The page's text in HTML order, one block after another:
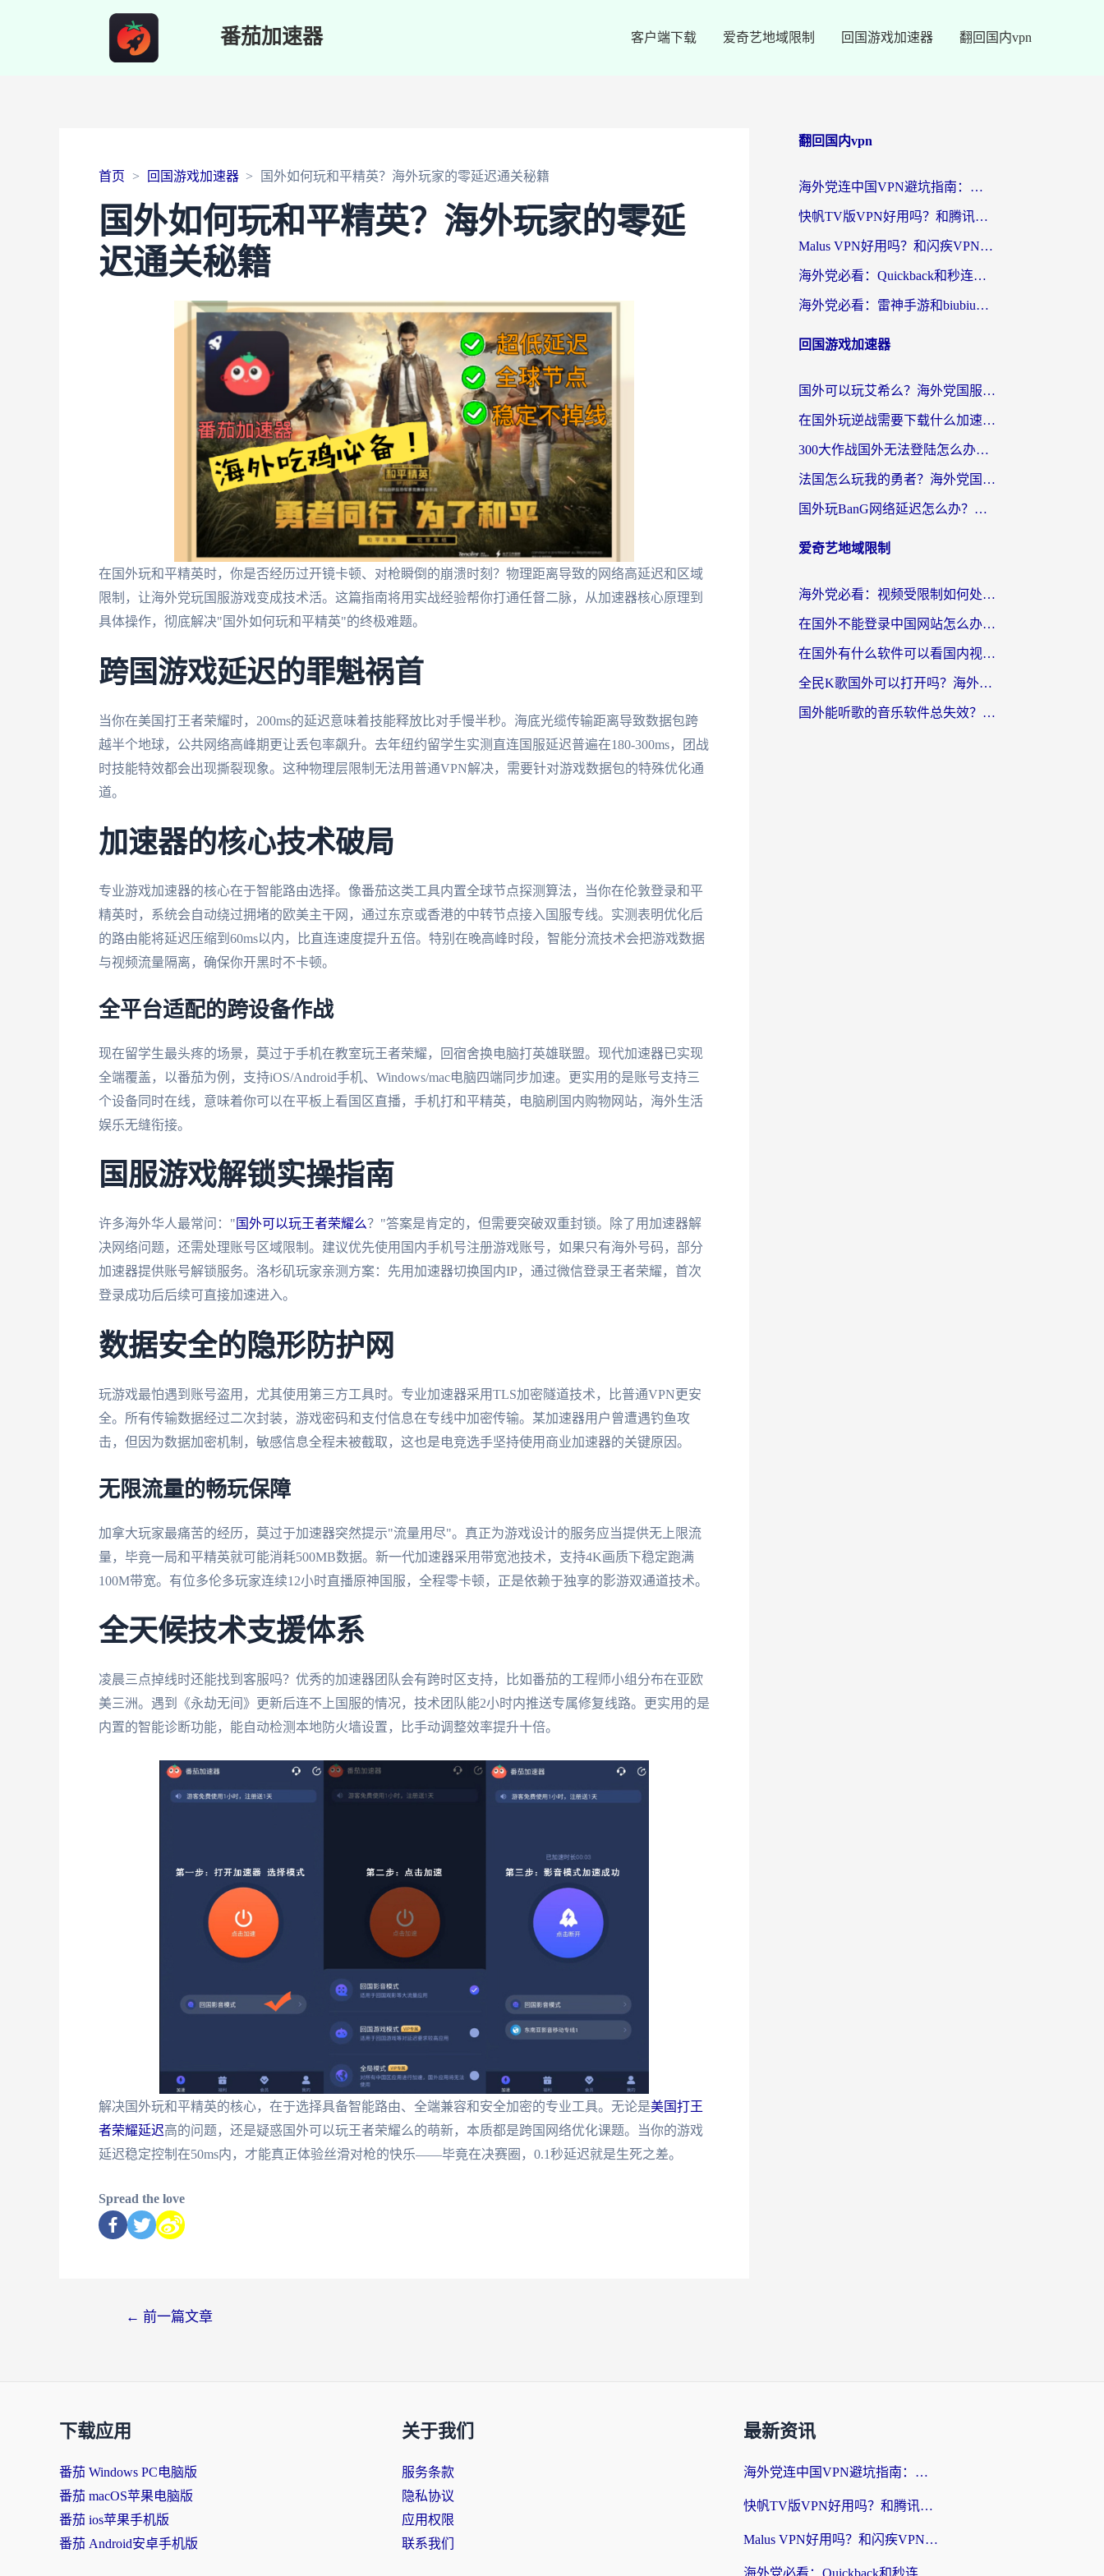
番茄加速器 客户端下载 爱奇艺地域限制 回国游戏加速器 翻回国内vpn
首页 回国游戏加速器 国外如何玩和平精英？海外玩家的零延迟通关秘籍
国外如何玩和平精英？海外玩家的零延
迟通关秘籍
在国外玩和平精英时，你是否经历过开镜卡顿、对枪瞬倒的崩溃时刻？物理距离导致的网络高延迟和区域
限制，让海外党玩国服游戏变成技术活。这篇指南将用实战经验帮你打通任督二脉，从加速器核心原理到
具体操作，彻底解决"国外如何玩和平精英"的终极难题。
跨国游戏延迟的罪魁祸首
当你在美国打王者荣耀时，200ms的延迟意味着技能释放比对手慢半秒。海底光缆传输距离导致数据包跨
越半个地球，公共网络高峰期更让丢包率飙升。去年纽约留学生实测直连国服延迟普遍在180-300ms，团战
时技能特效都会出现撕裂现象。这种物理层限制无法用普通VPN解决，需要针对游戏数据包的特殊优化通
道。
加速器的核心技术破局
专业游戏加速器的核心在于智能路由选择。像番茄这类工具内置全球节点探测算法，当你在伦敦登录和平
精英时，系统会自动绕过拥堵的欧美主干网，通过东京或香港的中转节点接入国服专线。实测表明优化后
的路由能将延迟压缩到60ms以内，比直连速度提升五倍。特别在晚高峰时段，智能分流技术会把游戏数据
与视频流量隔离，确保你开黑时不卡顿。
全平台适配的跨设备作战
现在留学生最头疼的场景，莫过于手机在教室玩王者荣耀，回宿舍换电脑打英雄联盟。现代加速器已实现
全端覆盖，以番茄为例，支持iOS/Android手机、Windows/mac电脑四端同步加速。更实用的是账号支持三
个设备同时在线，意味着你可以在平板上看国区直播，手机打和平精英，电脑刷国内购物网站，海外生活
娱乐无缝衔接。
国服游戏解锁实操指南
许多海外华人最常问：" 国外可以玩王者荣耀么？"答案是肯定的，但需要突破双重封锁。除了用加速器解
决网络问题，还需处理账号区域限制。建议优先使用国内手机号注册游戏账号，如果只有海外号码，部分
加速器提供账号解锁服务。洛杉矶玩家亲测方案：先用加速器切换国内IP，通过微信登录王者荣耀，首次
登录成功后后续可直接加速进入。
数据安全的隐形防护网
玩游戏最怕遇到账号盗用，尤其使用第三方工具时。专业加速器采用TLS加密隧道技术，比普通VPN更安
全。所有传输数据经过二次封装，游戏密码和支付信息在专线中加密传输。某加速器用户曾遭遇钓鱼攻
击，但因为数据加密机制，敏感信息全程未被截取，这也是电竞选手坚持使用商业加速器的关键原因。
无限流量的畅玩保障
加拿大玩家最痛苦的经历，莫过于加速器突然提示"流量用尽"。真正为游戏设计的服务应当提供无上限流
量，毕竟一局和平精英就可能消耗500MB数据。新一代加速器采用带宽池技术，支持4K画质下稳定跑满
100M带宽。有位多伦多玩家连续12小时直播原神国服，全程零卡顿，正是依赖于独享的影游双通道技术。
全天候技术支援体系
凌晨三点掉线时还能找到客服吗？优秀的加速器团队会有跨时区支持，比如番茄的工程师小组分布在亚欧
美三洲。遇到《永劫无间》更新后连不上国服的情况，技术团队能2小时内推送专属修复线路。更实用的是
内置的智能诊断功能，能自动检测本地防火墙设置，比手动调整效率提升十倍。
解决国外玩和平精英的核心，在于选择具备智能路由、全端兼容和安全加密的专业工具。无论是美国打王
者荣耀延迟高的问题，还是疑惑国外可以玩王者荣耀么的萌新，本质都是跨国网络优化课题。当你的游戏
延迟稳定控制在50ms内，才能真正体验丝滑对枪的快乐——毕竟在决赛圈，0.1秒延迟就是生死之差。
Spread the love
← 前一篇文章
翻回国内vpn
海外党连中国VPN避坑指南：如何选到真正能无缝刷国内资源的加速器？
快帆TV版VPN好用吗？和腾讯VPN对比哪个回国效果更好？海外党必看的真实体验指南
Malus VPN好用吗？和闪疾VPN对比哪个回国效果更好？海外华人的实用避坑指南
海外党必看：Quickback和秒连好用吗？3步选对回国加速器，无缝刷国内资源
海外党必看：雷神手游和biubiu好用吗？3招选对回国加速器无缝刷国内资源
回国游戏加速器
国外可以玩艾希么？海外党国服游戏畅玩终极指南（附加速器选择秘籍）
在国外玩逆战需要下载什么加速器呢？海外党亲测有效的国服游戏加速指南
300大作战国外无法登陆怎么办？海外玩家亲测有效的解决指南
法国怎么玩我的勇者？海外党国服游戏不卡攻略，附3款热门游戏加速实测
国外玩BanG网络延迟怎么办？海外玩家亲测有效的国服游戏加速指南
爱奇艺地域限制
海外党必看：视频受限制如何处理？3步解决国内剧番“看不了”难题
在国外不能登录中国网站怎么办？3步选对回国加速器，无缝刷剧、办业务
在国外有什么软件可以看国内视频？留学生亲测的追剧救星来了
全民K歌国外可以打开吗？海外党听歌听书无限制的实用指南
国外能听歌的音乐软件总失效？这篇教你怎么在海外流畅听网易云
下载应用
番茄 Windows PC电脑版
番茄 macOS苹果电脑版
番茄 ios苹果手机版
番茄 Android安卓手机版
关于我们
服务条款
隐私协议
应用权限
联系我们
最新资讯
海外党连中国VPN避坑指南：如何选到真正能无缝刷国内资源的加速器？
快帆TV版VPN好用吗？和腾讯VPN对比哪个回国效果更好？海外党必看的真实体验指南
Malus VPN好用吗？和闪疾VPN对比哪个回国效果更好？海外华人的实用避坑指南